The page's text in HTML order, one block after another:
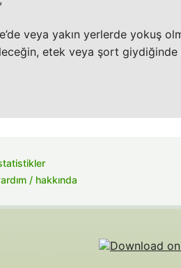
veya yakın yerlerde yokuş
etek veya şort
/ hakkında